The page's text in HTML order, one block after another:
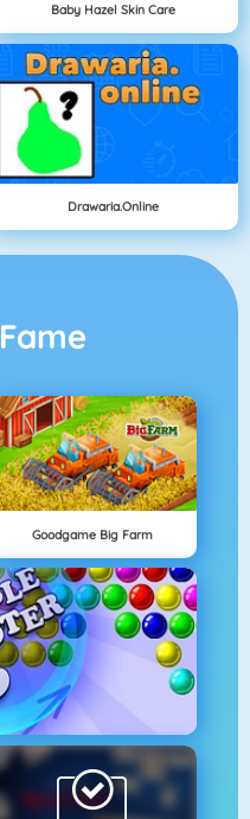
Baby Hazel Skin Care
Drawaria.online
Fame
Goodgame Big Farm